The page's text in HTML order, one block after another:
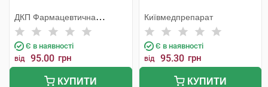
ДКП Фармацевтична
фабрика
Є в наявності
від 95.00 грн
КУПИТИ
Київмедпрепарат
Є в наявності
від 95.30 грн
КУПИТИ